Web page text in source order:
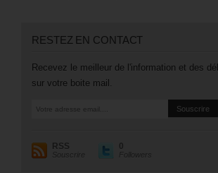
RESTEZ EN CONTACT
Recevez le meilleur de l'information et des
sur votre boite mail.
RSS
Souscrire
0
Followers